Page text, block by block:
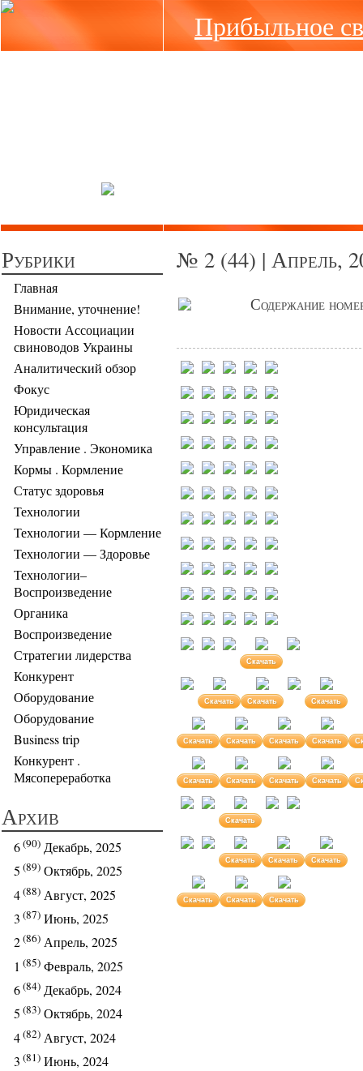
Прибыльное
Рубрики
Главная
Внимание, уточнение!
Новости Ассоциации
свиноводов Украины
Аналитический обзор
Фокус
Юридическая
консультация
Управление . Экономика
Кормы . Кормление
Статус здоровья
Технологии
Технологии — Кормление
Технологии — Здоровье
Технологии–
Воспроизведение
Органика
Воспроизведение
Стратегии лидерства
Конкурент
Оборудование
Оборудование
Business trip
Конкурент .
Мясопереработка
Архив
6(90) Декабрь, 2025
5 (89) Октябрь, 2025
4(88) Август, 2025
3 (87) Июнь, 2025
2(86) Апрель, 2025
1 (85) Февраль, 2025
6(84) Декабрь, 2024
5 (83) Октябрь, 2024
4(82) Август, 2024
3 (81) Июнь, 2024
№ 2 (44) | Апрель,
Содержание
Скачать
Скачать Скачать Скачать
Скачать Скачать Скачать Скачать
Скачать Скачать Скачать Скачать
Скачать
Скачать Скачать Скачать
Скачать Скачать Скачать